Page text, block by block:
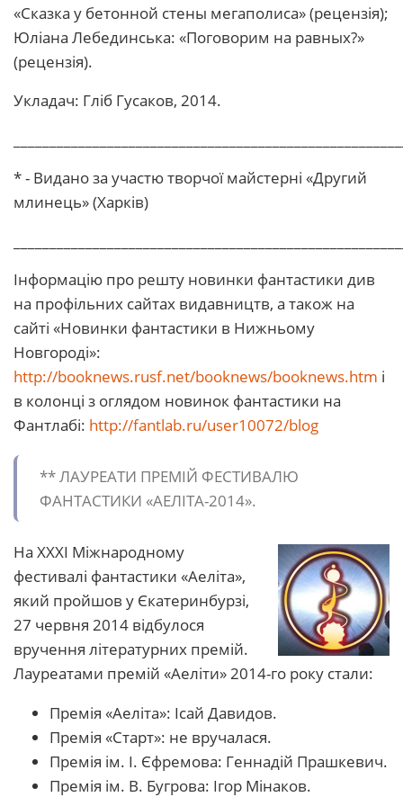
«Сказка у бетонной стены мегаполиса» (рецензія);
Юліана Лебединська: «Поговорим на равных?»
(рецензія).
Укладач: Гліб Гусаков, 2014.
* - Видано за участю творчої майстерні «Другий
млинець» (Харків)
Інформацію про решту новинки фантастики див
на профільних сайтах видавництв, а також на
сайті «Новинки фантастики в Нижньому
Новгороді»:
http://booknews.rusf.net/booknews/booknews.htm і
в колонці з оглядом новинок фантастики на
Фантлабі: http://fantlab.ru/user10072/blog
** ЛАУРЕАТИ ПРЕМІЙ ФЕСТИВАЛЮ
ФАНТАСТИКИ «АЕЛІТА-2014».
На ХХXI Міжнародному
фестивалі фантастики «Аеліта»,
який пройшов у Єкатеринбурзі,
27 червня 2014 відбулося
вручення літературних премій.
Лауреатами премій «Аеліти» 2014-го року стали:
Премія «Аеліта»: Ісай Давидов.
Премія «Старт»: не вручалася.
Премія ім. І. Єфремова: Геннадій Прашкевич.
Премія ім. В. Бугрова: Ігор Мінаков.